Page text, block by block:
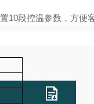
段控温参数，方便